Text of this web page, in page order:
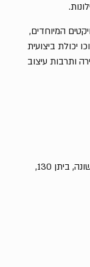
כתובתנו: דרך בן צבי 84, בניין פנורמה, קומה ראשונה, ביתן 130,
המיוחדים,
יכולת ביצועית
ותרבות עיצוב